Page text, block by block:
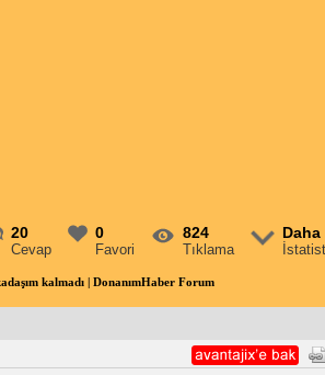
20
Cevap
0
Favori
824
Tıklama
Daha
kalmadı | DonanımHaber Forum